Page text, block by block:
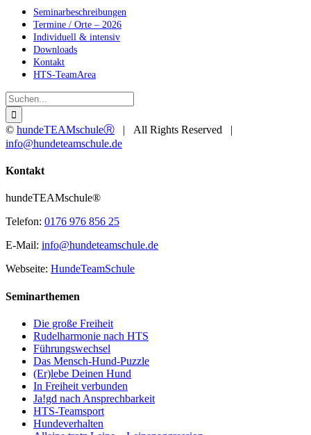
Seminarbeschreibungen
Termine / Orte – 2026
Individuell & intensiv
Downloads
Kontakt
HTS-TeamArea
Suche
nach:
© hundeTEAMschuleⓇ | All Rights Reserved |
info@hundeteamschule.de
Toggle
Bar
Kontakt
hundeTEAMschule®
Telefon: 0176 976 856 25
E-Mail: info@hundeteamschule.de
Webseite: HundeTeamSchule
Seminarthemen
Die große Freiheit
Rudelharmonie nach HTS
Führungswechsel
Das Mensch-Hund-Puzzle
(Er)lebe Deinen Hund
In Freiheit verbunden
Ja!gd nach Ansprechbarkeit
HTS-Teamsport
Hundeverhalten